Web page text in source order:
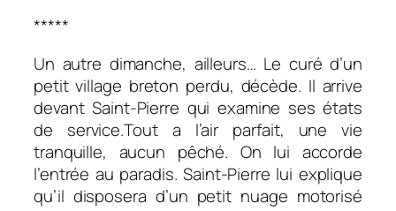
*****
Un autre dimanche, ailleurs… Le curé d’un
petit village breton perdu, décède. Il arrive
devant Saint-Pierre qui examine ses états
de service.Tout a l’air parfait, une vie
tranquille, aucun pêché. On lui accorde
l’entrée au paradis. Saint-Pierre lui explique
qu’il disposera d’un petit nuage motorisé